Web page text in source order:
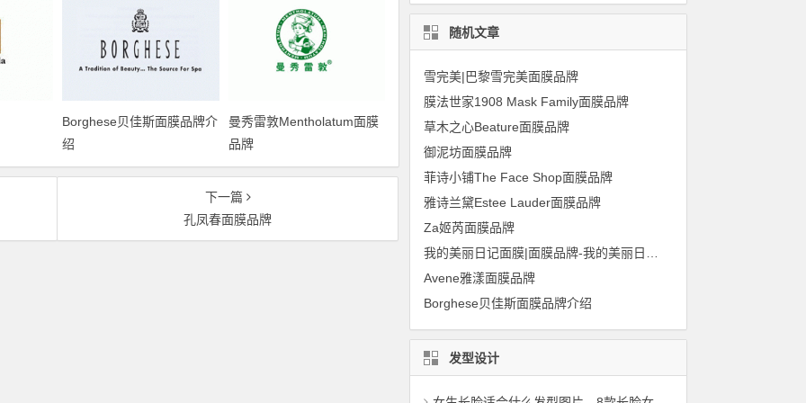
Borghese贝佳斯面膜品牌介
绍
曼秀雷敦Mentholatum面膜
品牌
下一篇
孔凤春面膜品牌
随机文章
雪完美|巴黎雪完美面膜品牌
膜法世家1908 Mask Family面膜品牌
草木之心Beature面膜品牌
御泥坊面膜品牌
菲诗小铺The Face Shop面膜品牌
雅诗兰黛Estee Lauder面膜品牌
Za姬芮面膜品牌
Avene雅漾面膜品牌
Borghese贝佳斯面膜品牌介绍
发型设计